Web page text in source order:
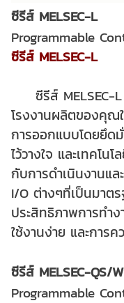
ซีรีส์ MELSEC-L
Programmable
ซีรีส์ MELSEC-L
ซีรีส์ MELSEC-L
โรงงานผลิตของคุณ
การออกแบบโดยยึด
ไว้วางใจ และเทคโน
กับการดำเนินงานแ
I/O ต่างๆที่เป็นมาต
ประสิทธิภาพการทำ
ใช้งานง่าย และการ
ซีรีส์ MELSEC-QS/
Programmable